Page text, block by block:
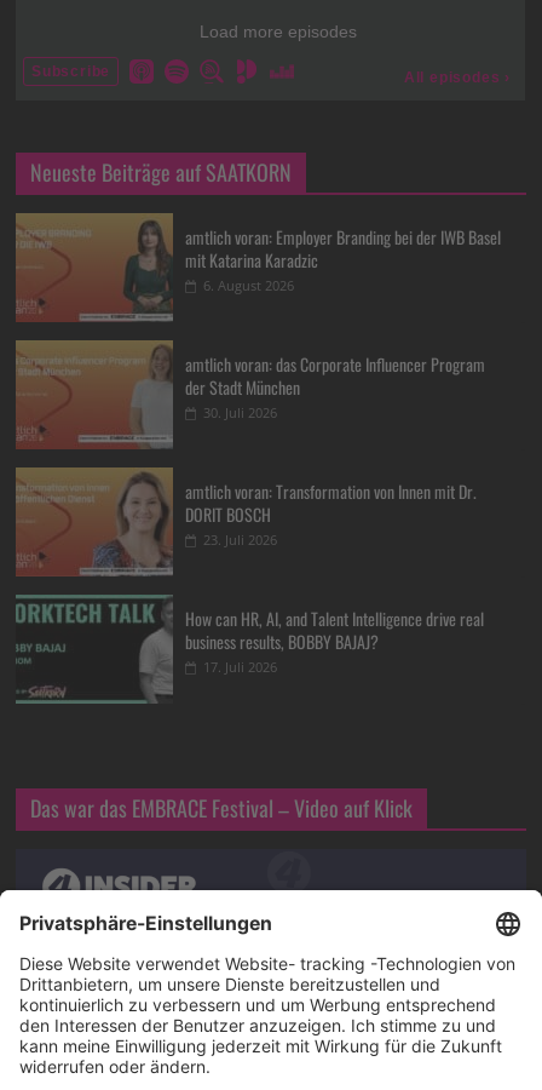
Neueste Beiträge auf SAATKORN
amtlich voran: Employer Branding bei der IWB Basel
mit Katarina Karadzic
6. August 2026
amtlich voran: das Corporate Influencer Program
der Stadt München
30. Juli 2026
amtlich voran: Transformation von Innen mit Dr.
DORIT BOSCH
23. Juli 2026
How can HR, AI, and Talent Intelligence drive real
business results, BOBBY BAJAJ?
17. Juli 2026
Das war das EMBRACE Festival – Video auf Klick